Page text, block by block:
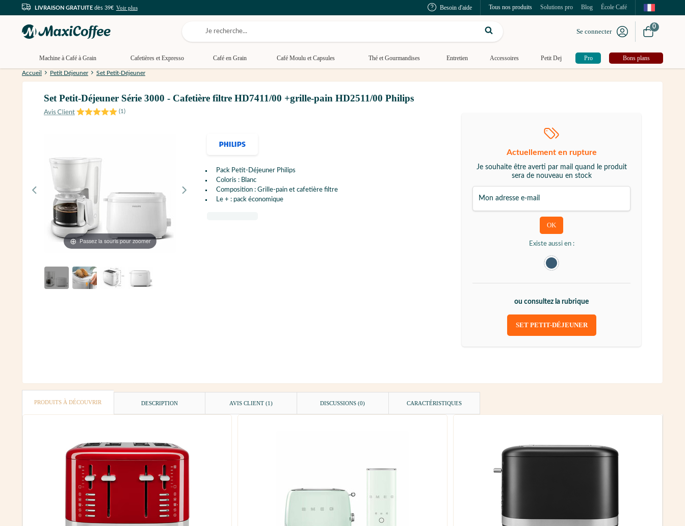
LIVRAISON GRATUITE dès 39€ Voir plus Besoin d'aide Tous nos produits Solutions pro Blog École Café
Se connecter
0
Machine à Café à Grain Cafetières et Expresso Café en Grain Café Moulu et Capsules Thé et Gourmandises Entretien Accessoires Petit Dej Pro Bons plans
Accueil Petit Déjeuner Set Petit-Déjeuner
Set Petit-Déjeuner Série 3000 - Cafetière filtre HD7411/00 +grille-pain HD2511/00 Philips
(1)
Passez la souris pour zoomer
Pack Petit-Déjeuner Philips
Coloris : Blanc
Composition : Grille-pain et cafetière filtre
Le + : pack économique
Actuellement en rupture
Je souhaite être averti par mail quand le produit
sera de nouveau en stock
Existe aussi en :
ou consultez la rubrique
SET PETIT-DÉJEUNER
PRODUITS À DÉCOUVRIR DESCRIPTION AVIS CLIENT(1) DISCUSSIONS (0) CARACTÉRISTIQUES